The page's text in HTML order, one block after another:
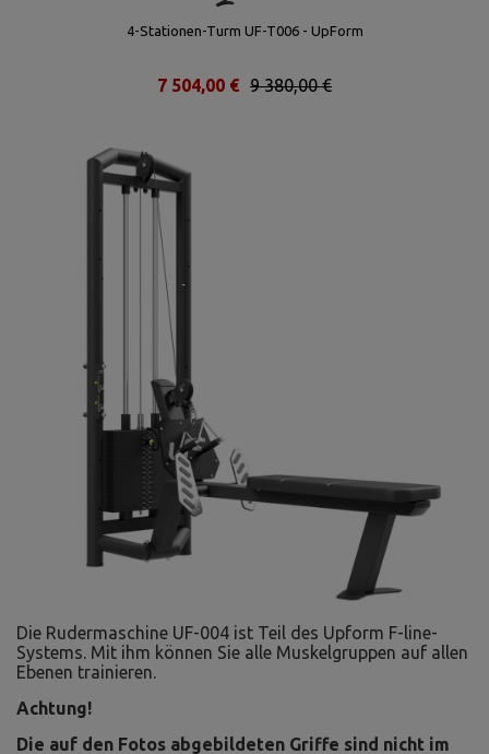
4-Stationen-Turm UF-T006 - UpForm
9 380,00 €
7 504,00 €
Die Rudermaschine UF-004 ist Teil des Upform F-line-
Systems. Mit ihm können Sie alle Muskelgruppen auf allen
Ebenen trainieren.
Achtung!
Die auf den Fotos abgebildeten Griffe sind nicht im